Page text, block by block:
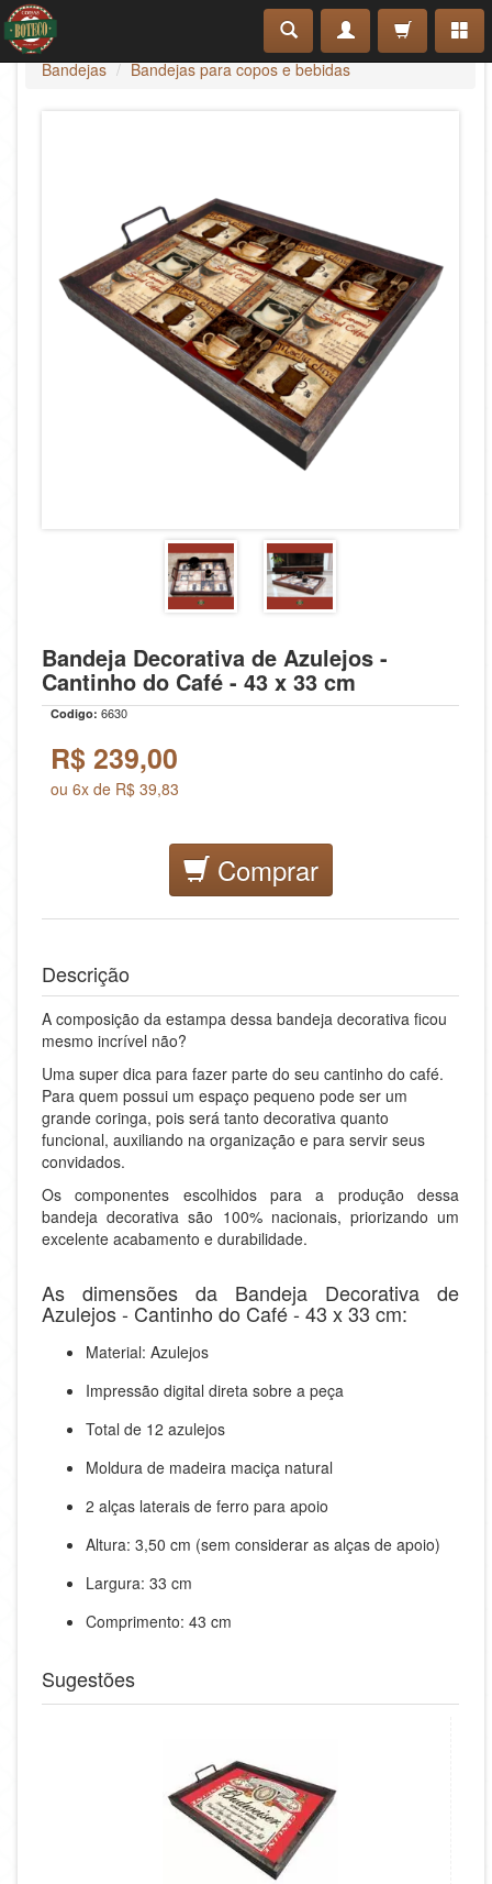
Bandejas Bandejas para copos e bebidas
Bandeja Decorativa de Azulejos -
Cantinho do Café - 43 x 33 cm
Codigo: 6630
R$ 239,00
ou 6x de R$ 39,83
Comprar
Descrição
A composição da estampa dessa bandeja decorativa ficou
mesmo incrível não?
Uma super dica para fazer parte do seu cantinho do café.
Para quem possui um espaço pequeno pode ser um
grande coringa, pois será tanto decorativa quanto
funcional, auxiliando na organização e para servir seus
convidados.
Os componentes escolhidos para a produção dessa
bandeja decorativa são 100% nacionais, priorizando um
excelente acabamento e durabilidade.
As dimensões da Bandeja Decorativa de
Azulejos - Cantinho do Café - 43 x 33 cm:
Material: Azulejos
Impressão digital direta sobre a peça
Total de 12 azulejos
Moldura de madeira maciça natural
2 alças laterais de ferro para apoio
Altura: 3,50 cm (sem considerar as alças de apoio)
Largura: 33 cm
Comprimento: 43 cm
Sugestões